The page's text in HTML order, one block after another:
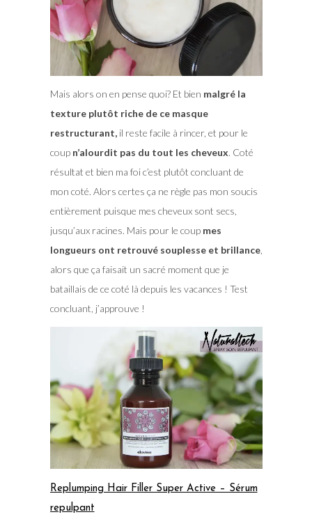
Mais alors on en pense quoi? Et bien malgré la
texture plutôt riche de ce masque
restructurant,il reste facile à rincer, et pour le
coupn’alourdit pas du tout les cheveux. Coté
résultat et bien ma foi c’est plutôt concluant de
mon coté. Alors certes ça ne règle pas mon soucis
entièrement puisque mes cheveux sont secs,
jusqu’aux racines. Mais pour le coup mes
longueurs ont retrouvé souplesse et brillance,
alors que ça faisait un sacré moment que je
bataillais de ce coté là depuis les vacances ! Test
concluant, j’approuve !
Replumping Hair Filler Super Active – Sérum
repulpant